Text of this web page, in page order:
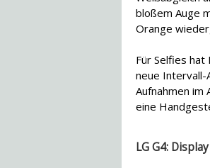
bloßem Auge
Orange
Für Selfies
neue Intervall-
Aufnahmen im
eine
LG G4: Display